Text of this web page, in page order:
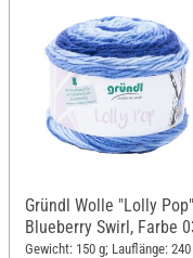
Gründl Wolle "Lolly
Blueberry Swirl, Farbe
Gewicht: 150 g; Lauflänge: